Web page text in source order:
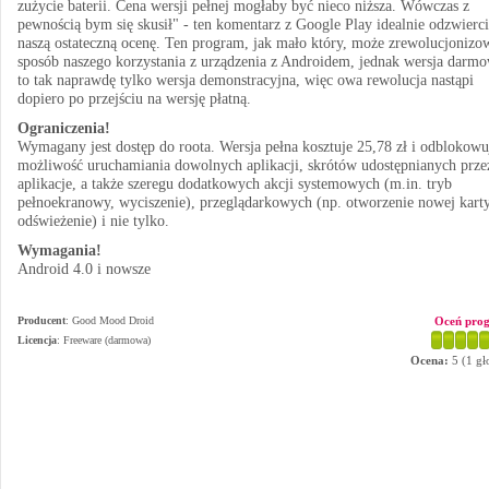
zużycie baterii. Cena wersji pełnej mogłaby być nieco niższa. Wówczas z
pewnością bym się skusił" - ten komentarz z Google Play idealnie
naszą ostateczną ocenę. Ten program, jak mało który, może
sposób naszego korzystania z urządzenia z Androidem, jednak wersja
to tak naprawdę tylko wersja demonstracyjna, więc owa rewolucja nastąpi
dopiero po przejściu na wersję płatną.
Ograniczenia!
Wymagany jest dostęp do roota. Wersja pełna kosztuje 25,78 zł i
możliwość uruchamiania dowolnych aplikacji, skrótów udostępnianych
aplikacje, a także szeregu dodatkowych akcji systemowych (m.in. tryb
pełnoekranowy, wyciszenie), przeglądarkowych (np. otworzenie nowej
odświeżenie) i nie tylko.
Wymagania!
Android 4.0 i nowsze
Producent: Good Mood Droid
Licencja: Freeware (darmowa)
Oceń
Ocena: 5 (1